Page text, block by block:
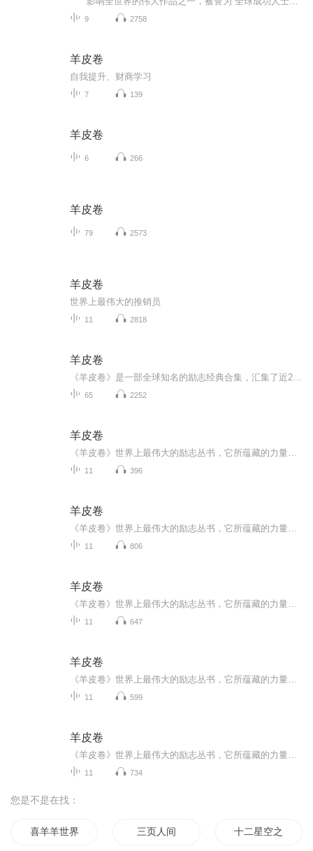
9 2758
羊皮卷
自我提升、财商学习
7 139
羊皮卷
6 266
羊皮卷
79 2573
羊皮卷
世界上最伟大的推销员
11 2818
羊皮卷
65 2252
羊皮卷
11 396
羊皮卷
11 806
羊皮卷
11 647
羊皮卷
11 599
羊皮卷
11 734
您是不是在找：
喜羊羊世界里的懒羊羊 三页人间 十二星空之白羊